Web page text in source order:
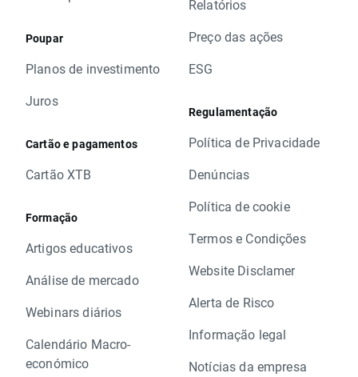
Poupar
Planos de investimento
Juros
Cartão e pagamentos
Cartão XTB
Formação
Artigos educativos
Análise de mercado
Webinars diários
Calendário Macro-
económico
Relatórios
Preço das ações
ESG
Regulamentação
Política de Privacidade
Denúncias
Política de cookie
Termos e Condições
Website Disclamer
Alerta de Risco
Informação legal
Notícias da empresa